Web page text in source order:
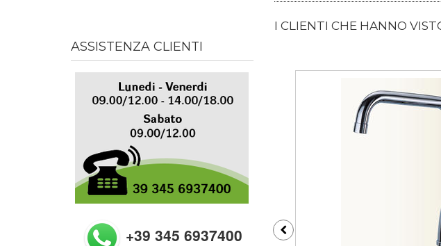
ASSISTENZA CLIENTI
+39 345 6937400
I CLIENTI CHE HANNO